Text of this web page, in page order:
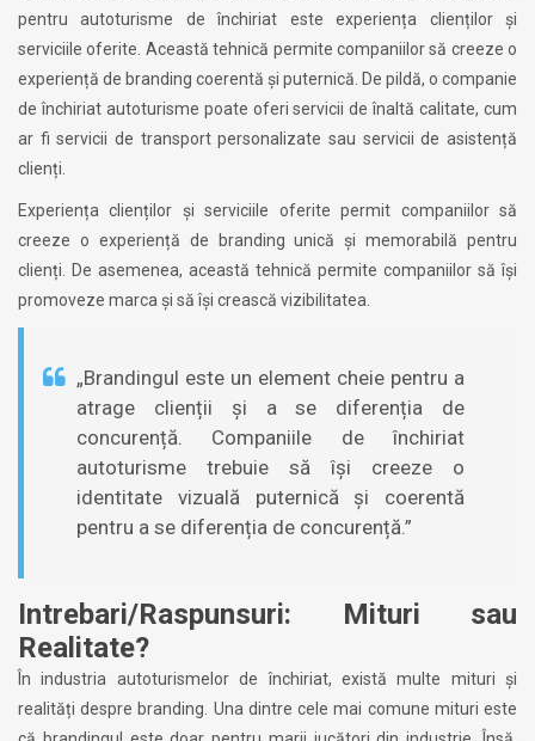
pentru autoturisme de închiriat este experiența clienților și
serviciile oferite. Această tehnică permite companiilor să creeze o
experiență de branding coerentă și puternică. De pildă, o companie
de închiriat autoturisme poate oferi servicii de înaltă calitate, cum
ar fi servicii de transport personalizate sau servicii de asistență
clienți.
Experiența clienților și serviciile oferite permit companiilor să
creeze o experiență de branding unică și memorabilă pentru
clienți. De asemenea, această tehnică permite companiilor să își
promoveze marca și să își crească vizibilitatea.
„Brandingul este un element cheie pentru a
atrage clienții și a se diferenția de
concurență. Companiile de închiriat
autoturisme trebuie să își creeze o
identitate vizuală puternică și coerentă
pentru a se diferenția de concurență.”
Intrebari/Raspunsuri: Mituri sau
Realitate?
În industria autoturismelor de închiriat, există multe mituri și
realități despre branding. Una dintre cele mai comune mituri este